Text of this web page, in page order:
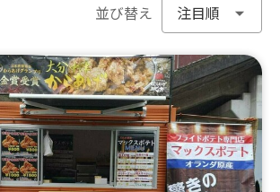
並び替え